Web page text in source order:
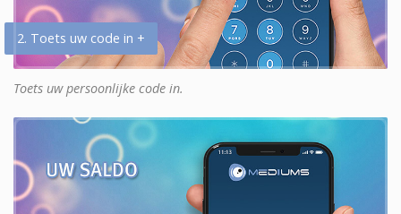
2. Toets uw code in +
Toets uw persoonlijke code in.